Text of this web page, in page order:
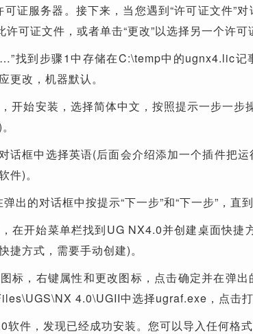
证服务器。接下来，当您遇到“许可证文件”
许可证文件，或者单击“更改”以选择另一个许可
找到步骤1中存储在C:\temp中的ugnx4.lic记
更改，机器默认。
开始安装，选择简体中文，按照提示一步一步
话框中选择英语(后面会介绍添加一个插件把
件)。
出的对话框中按提示“下一步”和“下一步”，直到
在开始菜单栏找到UG NX4.0并创建桌面快捷
捷方式，需要手动创建)。
标，右键属性和更改图标，点击确定并在弹出
4.0\UGII中选择ugraf.exe，点击打
件，发现已经成功安装。您可以导入任何格式